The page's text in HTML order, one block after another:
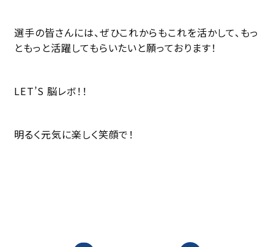
選手の皆さんには、ぜひこれからもこれを活かして、もっ
ともっと活躍してもらいたいと願っております！
LET’S 脳レボ！！
明るく元気に楽しく笑顔で！